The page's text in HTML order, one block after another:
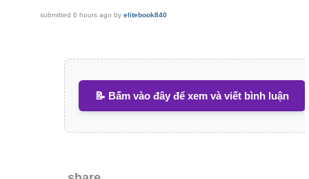
submitted6 hours ago byelitebook840
📝 Bấm vào đây để xem và viết bình luận